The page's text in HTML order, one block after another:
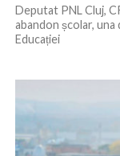
Deputat PNL Cluj,
abandon școlar,
Educației